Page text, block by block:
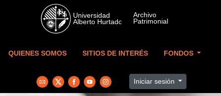
Skip to main content
QUIENES SOMOS SITIOS DE INTERÉS FONDOS
Iniciar sesión